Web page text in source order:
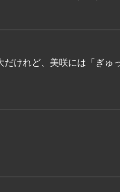
けれど、美咲には「ぎゅ